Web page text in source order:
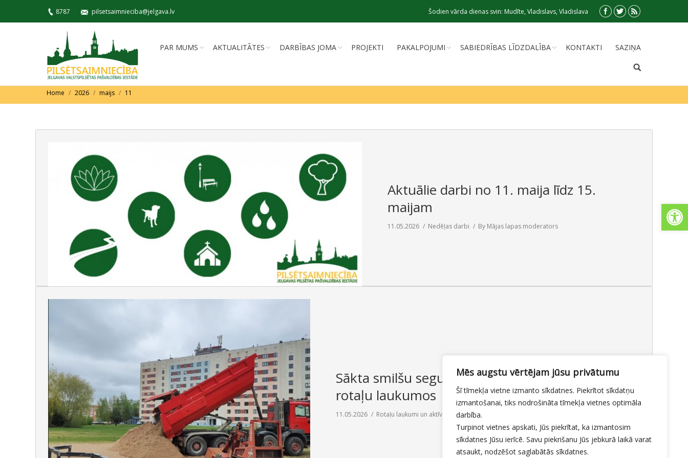
Mēs augstu vērtējam jūsu privātumu
Šī tīmekļa vietne izmanto sīkdatnes. Piekrītot sīkdatņu
izmantošanai, tiks nodrošināta tīmekļa vietnes optimāla
darbība.
Turpinot vietnes apskati, Jūs piekrītat, ka izmantosim
sīkdatnes Jūsu ierīcē. Savu piekrišanu Jūs jebkurā laikā varat
atsaukt, nodzēšot saglabātās sīkdatnes.
8787 pilsetsaimnieciba@jelgava.lv Šodien vārda dienas svin: Mudīte, Vladislavs, Vladislava
PAR MUMS AKTUALITĀTES DARBĪBAS JOMA PROJEKTI PAKALPOJUMI SABIEDRĪBAS LĪDZDALĪBA KONTAKTI SAZIŅA
You are here:
Home 2026 maijs 11
Aktuālie darbi no 11. maija līdz 15.
maijam
11.05.2026 Nedēļas darbi By Mājas lapas moderators
Sākta smilšu seguma papildināšana pilsētas
rotaļu laukumos
11.05.2026 Rotaļu laukumi un aktīvās atpūtas laukumi